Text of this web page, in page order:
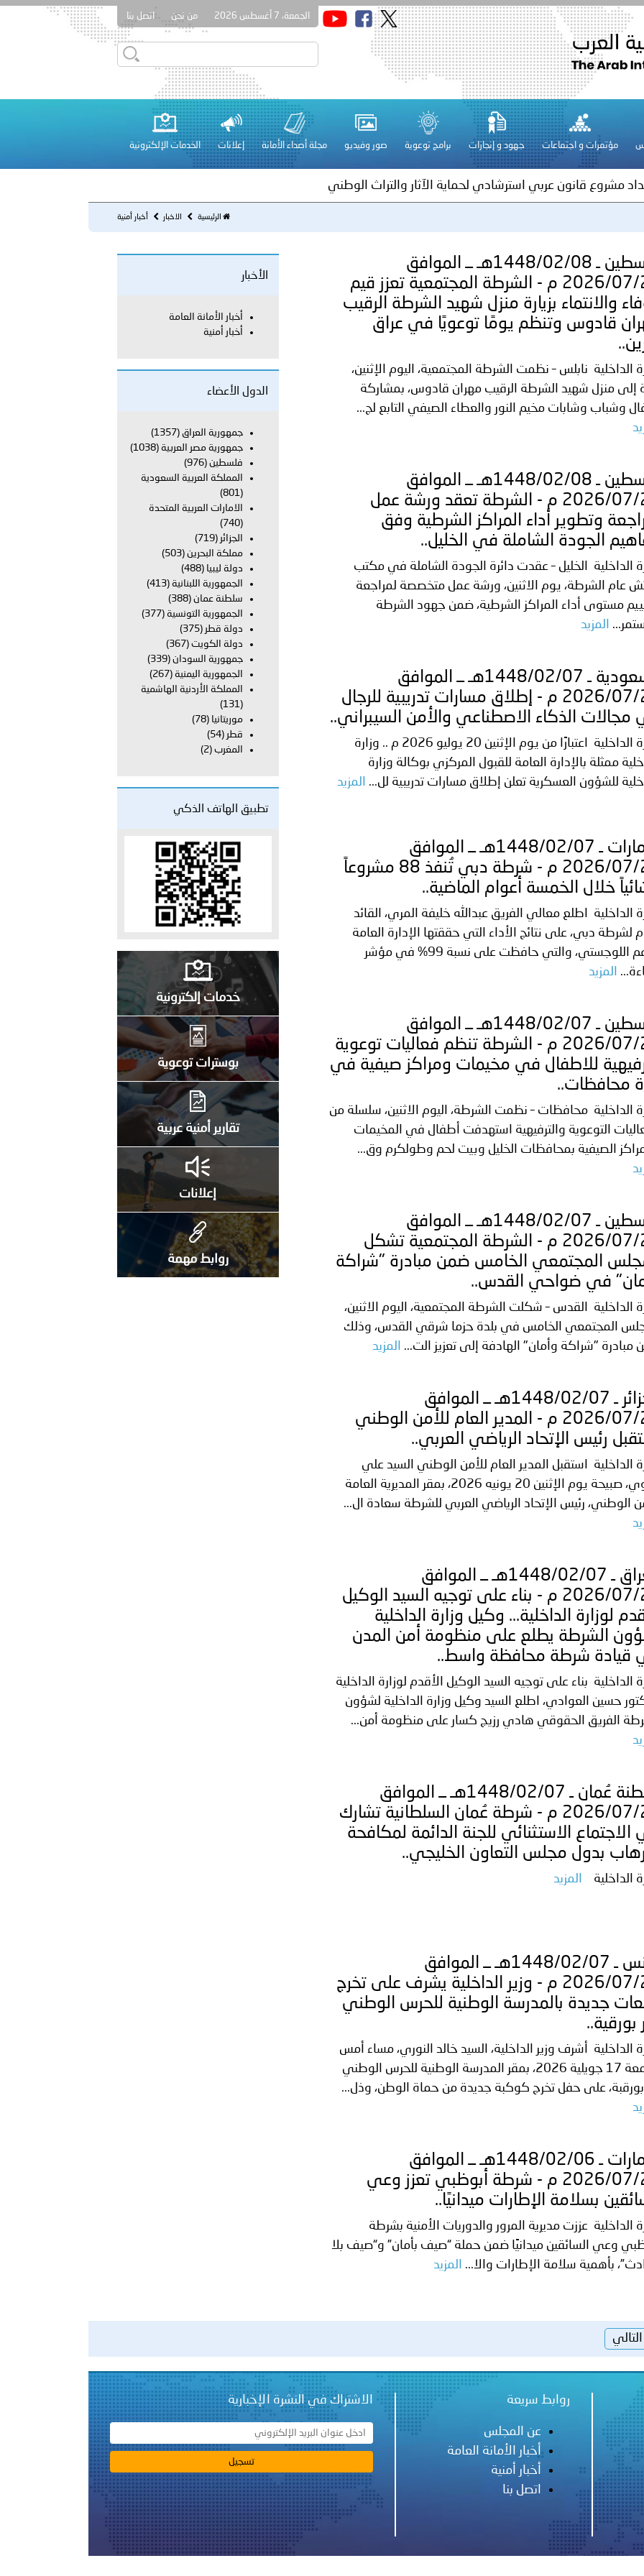
الجمعة، 7 أغسطس 2026 من نحن اتصل بنا
مؤتمرات و اجتماعات جهود و إنجازات برامج توعوية صور وفيديو مجلة أصداء الأمانة إعلانات الخدمات الإلكترونية
قـطـر ـ 1448/02/21هـ ــ الموافق 2026/08/04 م - مشاركة دولة قطر في أعمال الاجتماع الثالث عشر للجنة رؤساء الاتحادات الرياضية
لدول الخليج العربية..
لمجلس وزراء الداخلية العرب بمناسبة اختتام المؤتمر العربي الثاني عشر للمسؤولين عن الأمن السياحي 2026.
مشروع قانون عربي استرشادي لحماية الآثار والتراث الوطني
فلسطين ـ 1448/02/22هـ ــ الموافق 2026/08/05 م - الشرطة الفلسطينية والكلية الدولية الجامعية للعلوم والصحة توقعان اتفاقية
في المجالات الأكاديمية والتدريبية، والتوعية والإرشاد المجتمعي..
الإمارات ـ 1448/02/22هـ ــ الموافق 2026/08/05 م - شرطة أبوظبي تطلع وفد الشرطة الإيطالية على منظومتي التأهيل الشرطي
الإمارات ـ 1448/02/22هـ ــ الموافق 2026/08/05 م - شرطة أبوظبي تنظم حملة للتبرع بالدم في منطقة الظفرة تعزيزا للمسؤولية
الكويت ـ 1448/02/22هـ ــ الموافق 2026/08/05 م - بمناسبة صدور المرسومين الأميريين معالي النائب الأول لرئيس مجلس الوزراء
بتعيين اللواء حمد أحمد المنيفي وكيل وزارة مساعد لشؤون الأمن العام..
قـطـر ـ 1448/02/21هـ ــ الموافق 2026/08/04 م - مشاركة دولة قطر في أعمال الاجتماع الثالث عشر للجنة رؤساء الاتحادات الرياضية
لمجلس وزراء الداخلية العرب بمناسبة اختتام المؤتمر العربي الثاني عشر للمسؤولين عن الأمن السياحي 2026.
الرئيسية الاخبار أخبار أمنية
فلسطين ـ 1448/02/08هـ ــ الموافق
2026/07/22 م - الشرطة المجتمعية تعزز قيم
والانتماء بزيارة منزل شهيد الشرطة الرقيب
قادوس وتنظم يومًا توعويًا في عراق
الداخلية نابلس – نظمت الشرطة المجتمعية، اليوم الإثنين،
إلى منزل شهيد الشرطة الرقيب مهران قادوس، بمشاركة
وشباب وشابات مخيم النور والعطاء الصيفي التابع لج...
فلسطين ـ 1448/02/08هـ ــ الموافق
2026/07/22 م - الشرطة تعقد ورشة عمل
وتطوير أداء المراكز الشرطية وفق
الجودة الشاملة في الخليل..
الداخلية الخليل – عقدت دائرة الجودة الشاملة في مكتب
عام الشرطة، يوم الاثنين، ورشة عمل متخصصة لمراجعة
مستوى أداء المراكز الشرطية، ضمن جهود الشرطة
المزيد
السعودية ـ 1448/02/07هـ ــ الموافق
2026/07/21 م - إطلاق مسارات تدريبية للرجال
مجالات الذكاء الاصطناعي والأمن السيبراني..
وزارة الداخلية اعتبارًا من يوم الإثنين 20 يوليو 2026 م .. وزارة
ممثلة بالإدارة العامة للقبول المركزي بوكالة وزارة
للشؤون العسكرية تعلن إطلاق مسارات تدريبية لل...
المزيد
الإمارات ـ 1448/02/07هـ ــ الموافق
2026/07/21 م - شرطة دبي تُنفذ 88 مشروعاً
خلال الخمسة أعوام الماضية..
الداخلية اطلع معالي الفريق عبدالله خليفة المري، القائد
لشرطة دبي، على نتائج الأداء التي حققتها الإدارة العامة
للدعم اللوجستي، والتي حافظت على نسبة 99% في مؤشر
المزيد
فلسطين ـ 1448/02/07هـ ــ الموافق
2026/07/21 م - الشرطة تنظم فعاليات توعوية
للاطفال في مخيمات ومراكز صيفية في
محافظات..
الداخلية محافظات – نظمت الشرطة، اليوم الاثنين، سلسلة من
التوعوية والترفيهية استهدفت أطفال في المخيمات
الصيفية بمحافظات الخليل وبيت لحم وطولكرم وق...
فلسطين ـ 1448/02/07هـ ــ الموافق
2026/07/21 م - الشرطة المجتمعية تشكل
المجتمعي الخامس ضمن مبادرة "شراكة
في ضواحي القدس..
الداخلية القدس – شكلت الشرطة المجتمعية، اليوم الاثنين،
المجتمعي الخامس في بلدة حزما شرقي القدس، وذلك
مبادرة "شراكة وأمان" الهادفة إلى تعزيز الت...
المزيد
الجزائر ـ 1448/02/07هـ ــ الموافق
2026/07/21 م - المدير العام للأمن الوطني
رئيس الإتحاد الرياضي العربي..
الداخلية استقبل المدير العام للأمن الوطني السيد علي
بداوي، صبيحة يوم الإثنين 20 يونيه 2026، بمقر المديرية العامة
الوطني، رئيس الإتحاد الرياضي العربي للشرطة سعادة ال...
العراق ـ 1448/02/07هـ ــ الموافق
2026/07/21 م - بناء على توجيه السيد الوكيل
لوزارة الداخلية... وكيل وزارة الداخلية
الشرطة يطلع على منظومة أمن المدن
قيادة شرطة محافظة واسط..
الداخلية بناء على توجيه السيد الوكيل الأقدم لوزارة الداخلية
حسين العوادي، اطلع السيد وكيل وزارة الداخلية لشؤون
الفريق الحقوقي هادي رزيج كسار على منظومة أمن...
سلطنة عُمان ـ 1448/02/07هـ ــ الموافق
2026/07/21 م - شرطة عُمان السلطانية تشارك
الاستثنائي للجنة الدائمة لمكافحة
بدول مجلس التعاون الخليجي..
الداخلية المزيد
تُونس ـ 1448/02/07هـ ــ الموافق
2026/07/21 م - وزير الداخلية يشرف على تخرج
جديدة بالمدرسة الوطنية للحرس الوطني
بورقية..
الداخلية أشرف وزير الداخلية، السيد خالد النوري، مساء أمس
الجمعة 17 جويلية 2026، بمقر المدرسة الوطنية للحرس الوطني
بورقبة، على حفل تخرج كوكبة جديدة من حماة الوطن، وذل...
الإمارات ـ 1448/02/06هـ ــ الموافق
2026/07/20 م - شرطة أبوظبي تعزز وعي
بسلامة الإطارات ميدانيًا..
الداخلية عززت مديرية المرور والدوريات الأمنية بشرطة
وعي السائقين ميدانيًا ضمن حملة “صيف بأمان” و“صيف بلا
بأهمية سلامة الإطارات والا...
المزيد
الأخبار
أخبار الأمانة العامة
أخبار أمنية
الدول الأعضاء
جمهورية العراق (1357)
جمهورية مصر العربية (1038)
فلسطين(976)
المملكة العربية السعودية
(801)
الامارات العربية المتحدة
(740)
الجزائر (719)
مملكة البحرين (503)
دولة ليبيا (488)
الجمهورية اللبنانية (413)
سلطنة عمان (388)
الجمهورية التونسية (377)
دولة قطر (375)
دولة الكويت (367)
جمهورية السودان (339)
الجمهورية اليمنية (267)
المملكة الأردنية الهاشمية
(131)
موريتانيا (78)
قطر (54)
المغرب (2)
تطبيق الهاتف الذكي
خدمات إلكترونية
بوسترات توعوية
تقارير أمنية عربية
إعلانات
روابط مهمة
التالي
روابط سريعة
عن المجلس
أخبار الأمانة العامة
أخبار أمنية
اتصل بنا
الاشتراك في النشرة الإخبارية